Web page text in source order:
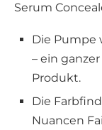
Serum
Die Pumpe
– ein
Produkt.
Die
Nuancen